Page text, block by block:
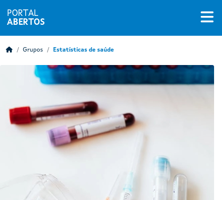
PORTAL
ABERTOS
Grupos Estatísticas de saúde